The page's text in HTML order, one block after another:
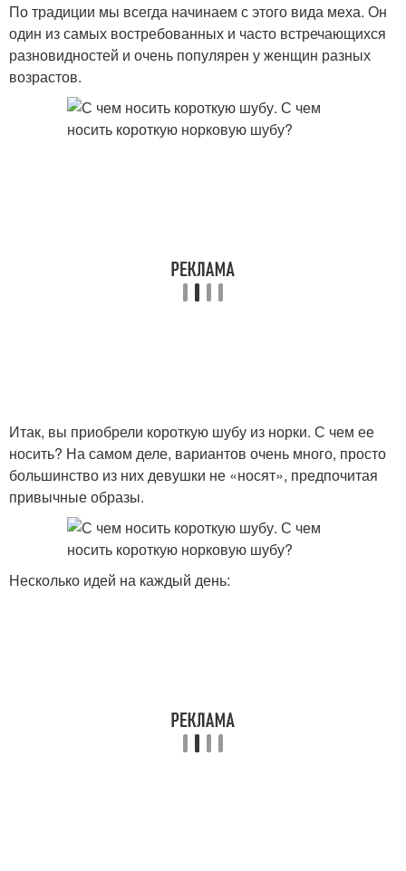
По традиции мы всегда начинаем с этого вида меха. Он
один из самых востребованных и часто встречающихся
разновидностей и очень популярен у женщин разных
возрастов.
Итак, вы приобрели короткую шубу из норки. С чем ее
носить? На самом деле, вариантов очень много, просто
большинство из них девушки не «носят», предпочитая
привычные образы.
Несколько идей на каждый день: